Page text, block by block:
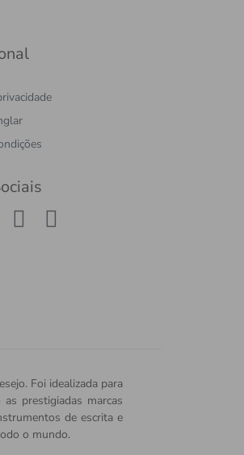
Foi idealizada para
prestigiadas marcas
de escrita e
o mundo.